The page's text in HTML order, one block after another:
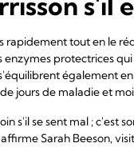
tout en le
enzymes protectrices
également
jours de maladie et
s'il se sent mal ; c'est
Sarah Beeson,